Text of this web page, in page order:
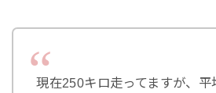
現在250キロ走ってますが、